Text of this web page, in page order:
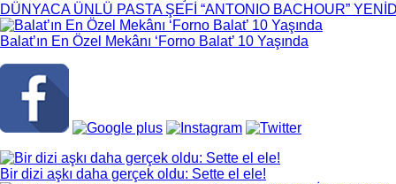
DÜNYACA ÜNLÜ PASTA ŞEFİ “ANTONIO BACHOUR”
Balat’ın En Özel Mekânı ‘Forno Balat’ 10 Yaşında
Bir dizi aşkı daha gerçek oldu: Sette el ele!